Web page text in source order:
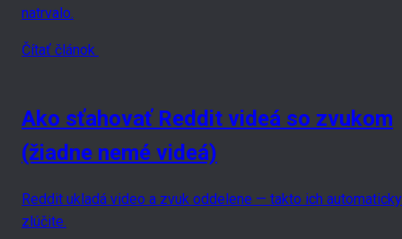
natrvalo.
Čítať článok
Ako sťahovať Reddit videá so zvukom
(žiadne nemé videá)
Reddit ukladá video a zvuk oddelene — takto ich automaticky
zlúčite.